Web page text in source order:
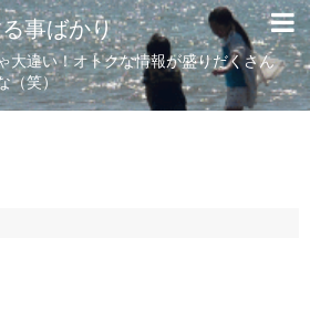
事ばかり
大違い！オトクな情報が盛りだくさん
（笑）